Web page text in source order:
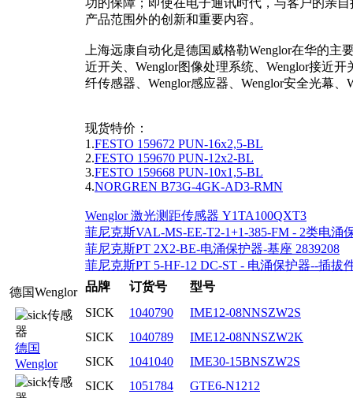
德国Wenglor
德国
Wenglor
功的保障；即使在电子通讯时代，与客户的亲
产品范围外的创新和重要内容。
上海远康自动化是德国威格勒Wenglor在华的
近开关、Wenglor图像处理系统、Wenglor接近
纤传感器、Wenglor感应器、Wenglor安全光幕
现货特价：
1.FESTO 159672 PUN-16x2,5-BL
2.FESTO 159670 PUN-12x2-BL
3.FESTO 159668 PUN-10x1,5-BL
4.NORGREN B73G-4GK-AD3-RMN
Wenglor 激光测距传感器 Y1TA100QXT3
菲尼克斯VAL-MS-EE-T2-1+1-385-FM - 2类电涌
菲尼克斯PT 2X2-BE-电涌保护器-基座 2839208
菲尼克斯PT 5-HF-12 DC-ST - 电涌保护器--插拔
品牌
订货号
型号
SICK
1040790
IME12-08NNSZW2S
SICK
1040789
IME12-08NNSZW2K
SICK
1041040
IME30-15BNSZW2S
SICK
1051784
GTE6-N1212